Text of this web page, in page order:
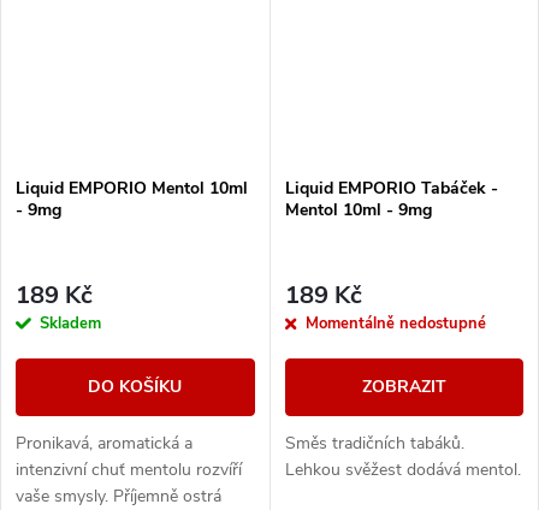
Liquid EMPORIO Mentol 10ml
- 9mg
189 Kč
Skladem
DO KOŠÍKU
Pronikavá, aromatická a
intenzivní chuť mentolu rozvíří
vaše smysly. Příjemně ostrá
Liquid EMPORIO Tabáček -
Mentol 10ml - 9mg
189 Kč
Momentálně nedostupné
ZOBRAZIT
Směs tradičních tabáků.
Lehkou svěžest dodává mentol.